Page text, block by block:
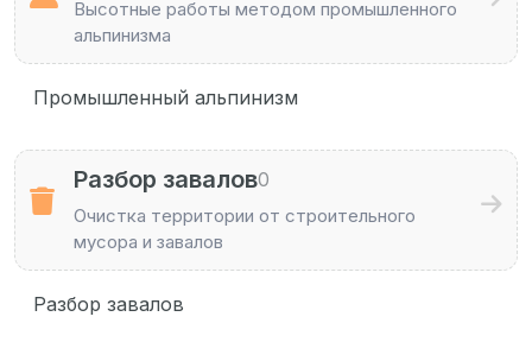
Высотные работы методом промышленного
альпинизма
Промышленный альпинизм
Разбор завалов0
Очистка территории от строительного
мусора и завалов
Разбор завалов